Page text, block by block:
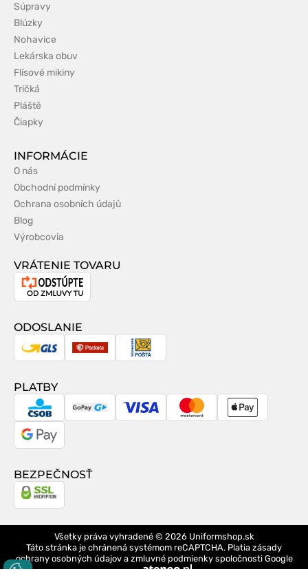
Súpravy
Blúzky
Nohavice
Lekárska obuv
Flísové mikiny
Tričká
Pláště
Čiapky
INFORMÁCIE
O nás
Obchodní podmínky
Ochrana osobních údajů
Blog
Výrobcovia
VRÁTENIE TOVARU
Odstúpenie
zmluvy
ODOSLANIE
GLS Packeta
Slovenská
PLATBY
CSOB GoPay Visa MasterCardApple
Google
BEZPEČNOSŤ
Všetky práva vyhradené © 2026 Uniformshop.sk
Táto stránka je chránená systémom reCAPTCHA. Platia zásady
ochrany osobných údajova zmluvné podmienkyspoločnosti Google
design